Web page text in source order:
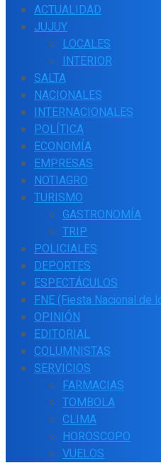
ACTUALIDAD
JUJUY
LOCALES
INTERIOR
SALTA
NACIONALES
INTERNACIONALES
POLÍTICA
ECONOMÍA
EMPRESAS
NOTIAGRO
TURISMO
GASTRONOMÍA
TRIP
POLICIALES
DEPORTES
ESPECTÁCULOS
FNE (Fiesta Nacional de
OPINIÓN
EDITORIAL
COLUMNISTAS
SERVICIOS
FARMACIAS
TOMBOLA
CLIMA
HOROSCOPO
VUELOS